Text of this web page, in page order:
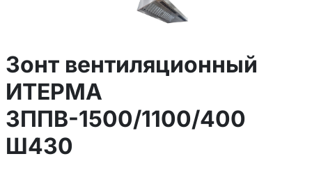
Зонт вентиляционный
ИТЕРМА
ЗППВ-1500/1100/400
Ш430